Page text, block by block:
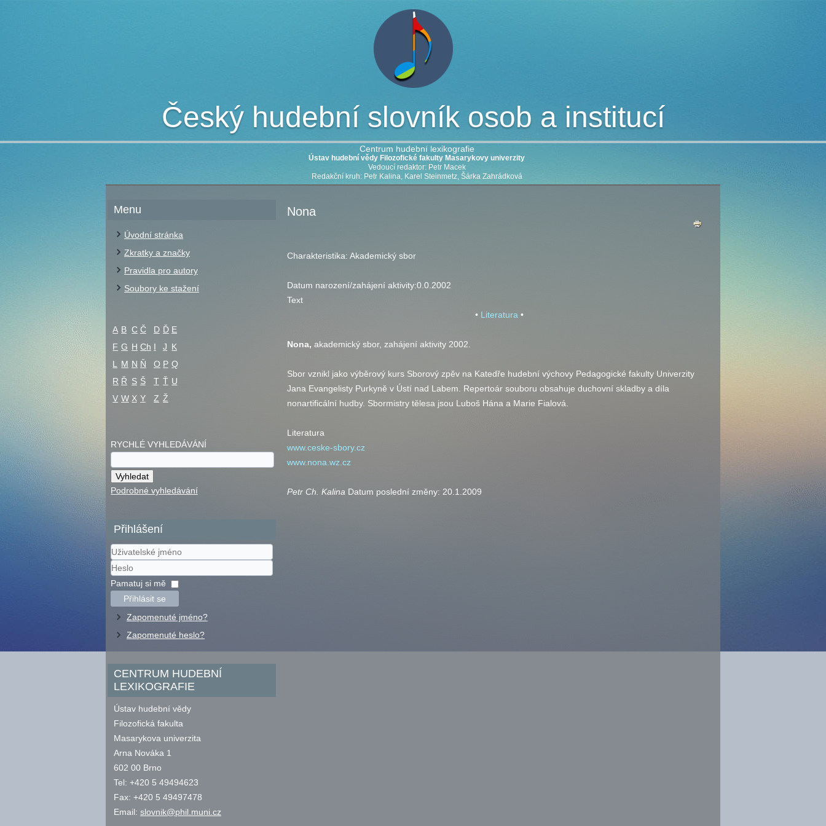
Český hudební slovník osob a institucí
Centrum hudební lexikografie
Ústav hudební vědy Filozofické fakulty Masarykovy univerzity
Vedoucí redaktor: Petr Macek
Redakční kruh: Petr Kalina, Karel Steinmetz, Šárka Zahrádková
Menu
Úvodní stránka
Zkratky a značky
Pravidla pro autory
Soubory ke stažení
A B C Č D Ď E
F G H Ch I J K
L
M N Ň O P Q
R Ř S Š T Ť U
V W X Y Z Ž
RYCHLÉ VYHLEDÁVÁNÍ
Podrobné vyhledávání
Přihlášení
Uživatelské
jméno
Heslo
Pamatuj si mě
Přihlásit se
Zapomenuté jméno?
Zapomenuté heslo?
CENTRUM HUDEBNÍ
LEXIKOGRAFIE
Ústav hudební vědy
Filozofická fakulta
Masarykova univerzita
Arna Nováka 1
602 00 Brno
Tel: +420 5 49494623
Fax: +420 5 49497478
Email: slovnik@phil.muni.cz
Nona
Charakteristika: Akademický sbor
Datum narození/zahájení aktivity:0.0.2002
Text
• Literatura •
Nona, akademický sbor, zahájení aktivity 2002.
Sbor vznikl jako výběrový kurs Sborový zpěv na Katedře hudební výchovy Pedagogické fakulty Univerzity
Jana Evangelisty Purkyně v Ústí nad Labem. Repertoár souboru obsahuje duchovní skladby a díla
nonartificální hudby. Sbormistry tělesa jsou Luboš Hána a Marie Fialová.
Literatura
www.ceske-sbory.cz
www.nona.wz.cz
Petr Ch. Kalina Datum poslední změny: 20.1.2009